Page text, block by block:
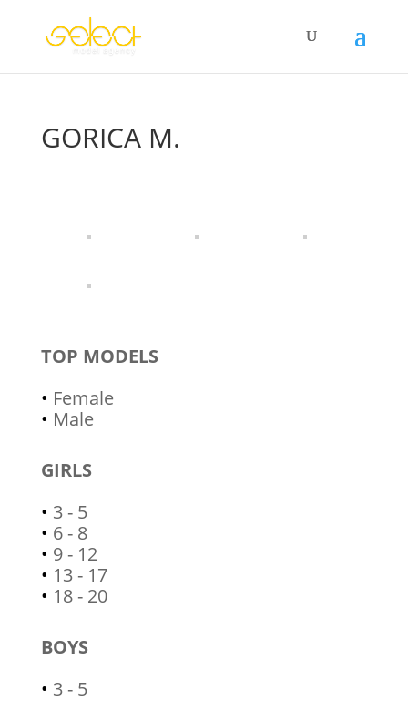
GORICA M.
TOP MODELS
• Female
• Male
GIRLS
• 3 - 5
• 6 - 8
• 9 - 12
• 13 - 17
• 18 - 20
BOYS
• 3 - 5